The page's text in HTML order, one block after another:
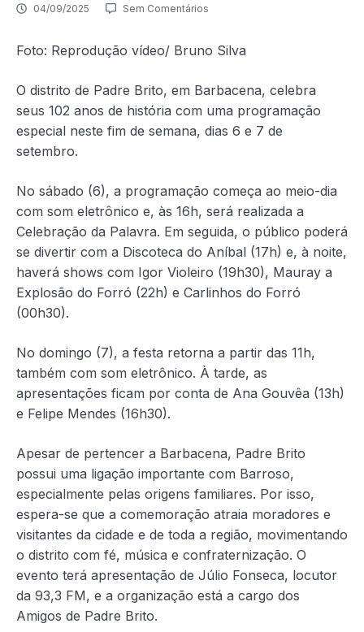
04/09/2025 Sem Comentários
Foto: Reprodução vídeo/ Bruno Silva
O distrito de Padre Brito, em Barbacena, celebra
seus 102 anos de história com uma programação
especial neste fim de semana, dias 6 e 7 de
setembro.
No sábado (6), a programação começa ao meio-dia
com som eletrônico e, às 16h, será realizada a
Celebração da Palavra. Em seguida, o público poderá
se divertir com a Discoteca do Aníbal (17h) e, à noite,
haverá shows com Igor Violeiro (19h30), Mauray a
Explosão do Forró (22h) e Carlinhos do Forró
(00h30).
No domingo (7), a festa retorna a partir das 11h,
também com som eletrônico. À tarde, as
apresentações ficam por conta de Ana Gouvêa (13h)
e Felipe Mendes (16h30).
Apesar de pertencer a Barbacena, Padre Brito
possui uma ligação importante com Barroso,
especialmente pelas origens familiares. Por isso,
espera-se que a comemoração atraia moradores e
visitantes da cidade e de toda a região, movimentando
o distrito com fé, música e confraternização. O
evento terá apresentação de Júlio Fonseca, locutor
da 93,3 FM, e a organização está a cargo dos
Amigos de Padre Brito.